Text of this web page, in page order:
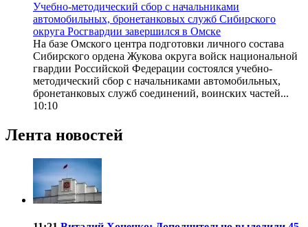
Учебно-методический сбор с начальниками
автомобильных, бронетанковых служб Сибирского
округа Росгвардии завершился в Омске
На базе Омского центра подготовки личного состава
Сибирского ордена Жукова округа войск национальной
гвардии Российской Федерации состоялся учебно-
методический сбор с начальниками автомобильных,
бронетанковых служб соединений, воинских частей...
10:10
Лента новостей